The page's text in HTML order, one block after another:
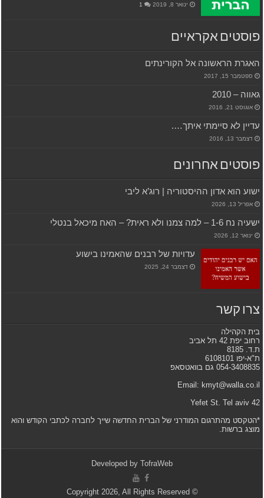
ינואר 8, 2019 1
פוסטים אקראיים
האגרת הראשונה אל הקורינתים
ספטמבר 15, 2017
גאווה – 2010
אוגוסט 21, 2016
עדיין לא סיימתי איתך….
דצמבר 13, 2016
פוסטים אחרונים
ישוע הוא אדון ההיסטוריה | רוג’א ליבי
אפריל 13, 2026
ישעיה נח 1-6 – למה צמנו ולא ראית? – האח מיכאל בנטלי
ינואר 12, 2026
עדויות של רבנים שהאמינו בישוע
דצמבר 24, 2025
צרו קשר
בית הקהילה
רחוב יפת 42 תל אביב
ת.ד. 8185
ת"א-יפו 6108101
054-3408835 גם בוואטסאפ
Email: kmyt@walla.co.il
42 Yefet St. Tel aviv
*הטקסט מהתרגום המודרני של הברית החדשה שייך לחברה לכתבי הקודש והוא
מוצג ברשות.
Developed by TofraWeb
© Copyright 2026, All Rights Reserved